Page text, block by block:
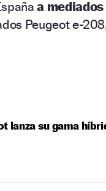
a
Peugeot e-
lanza su gama